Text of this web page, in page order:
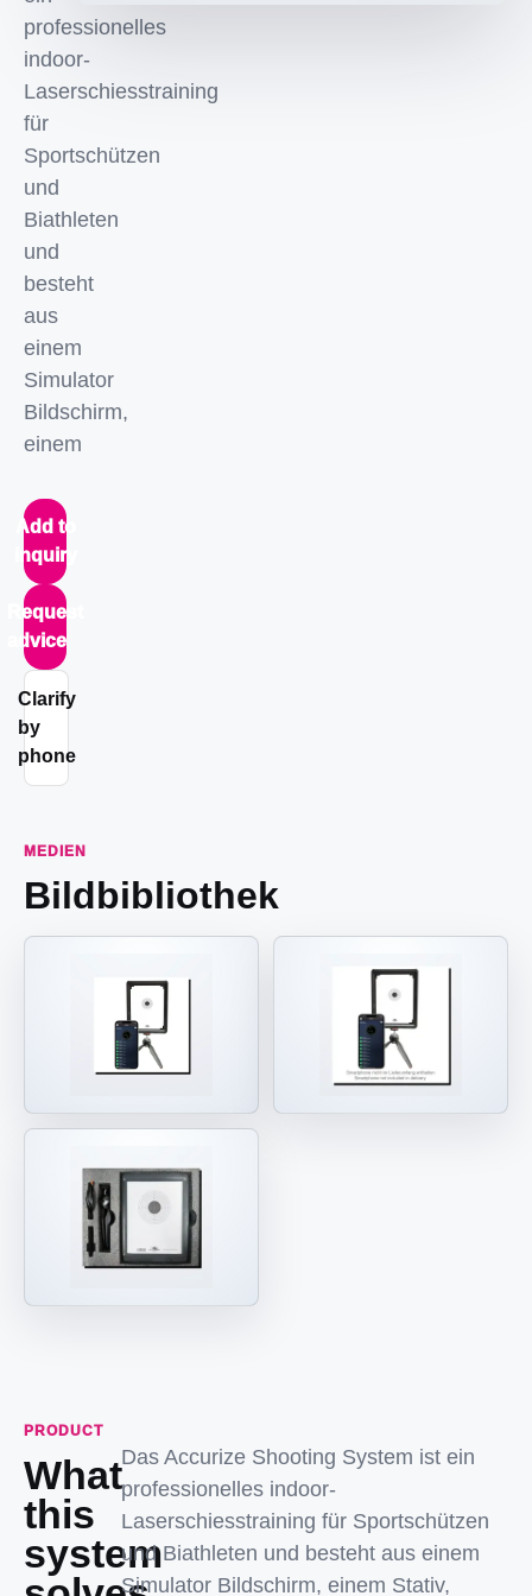
professionelles
indoor-
Laserschiesstraining
für
Sportschützen
und
Biathleten
und
besteht
aus
einem
Simulator
Bildschirm,
einem
Add to
inquiry
Request
advice
Clarify
by
phone
MEDIEN
Bildbibliothek
PRODUCT
What
this
system
Das Accurize Shooting System ist ein
professionelles indoor-
Laserschiesstraining für Sportschützen
und Biathleten und besteht aus einem
Simulator Bildschirm, einem Stativ,